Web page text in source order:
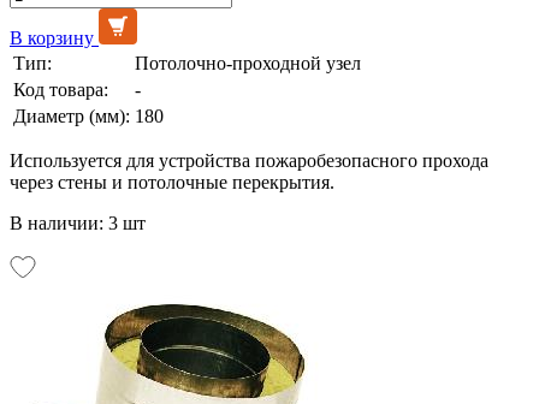
В корзину
Тип:
Потолочно-проходной узел
Код товара:
-
Диаметр (мм): 180
Используется для устройства пожаробезопасного прохода
через стены и потолочные перекрытия.
В наличии: 3 шт